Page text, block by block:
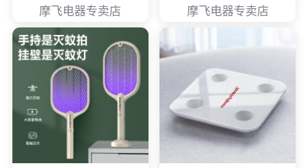
摩飞电器专卖店 摩飞电器专卖店